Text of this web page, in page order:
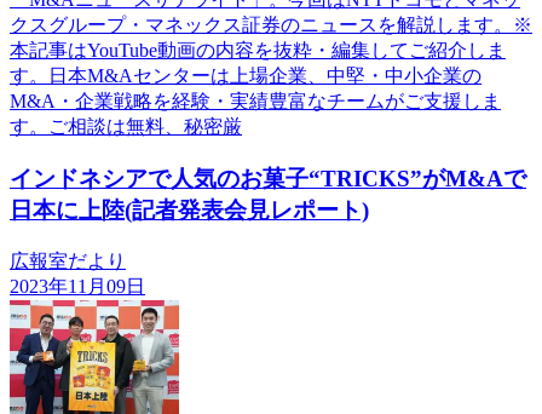
クスグループ・マネックス証券のニュースを解説します。※
本記事はYouTube動画の内容を抜粋・編集してご紹介しま
す。日本M&Aセンターは上場企業、中堅・中小企業の
M&A・企業戦略を経験・実績豊富なチームがご支援しま
す。ご相談は無料、秘密厳
インドネシアで人気のお菓子“TRICKS”がM&Aで
日本に上陸(記者発表会見レポート)
広報室だより
2023年11月09日